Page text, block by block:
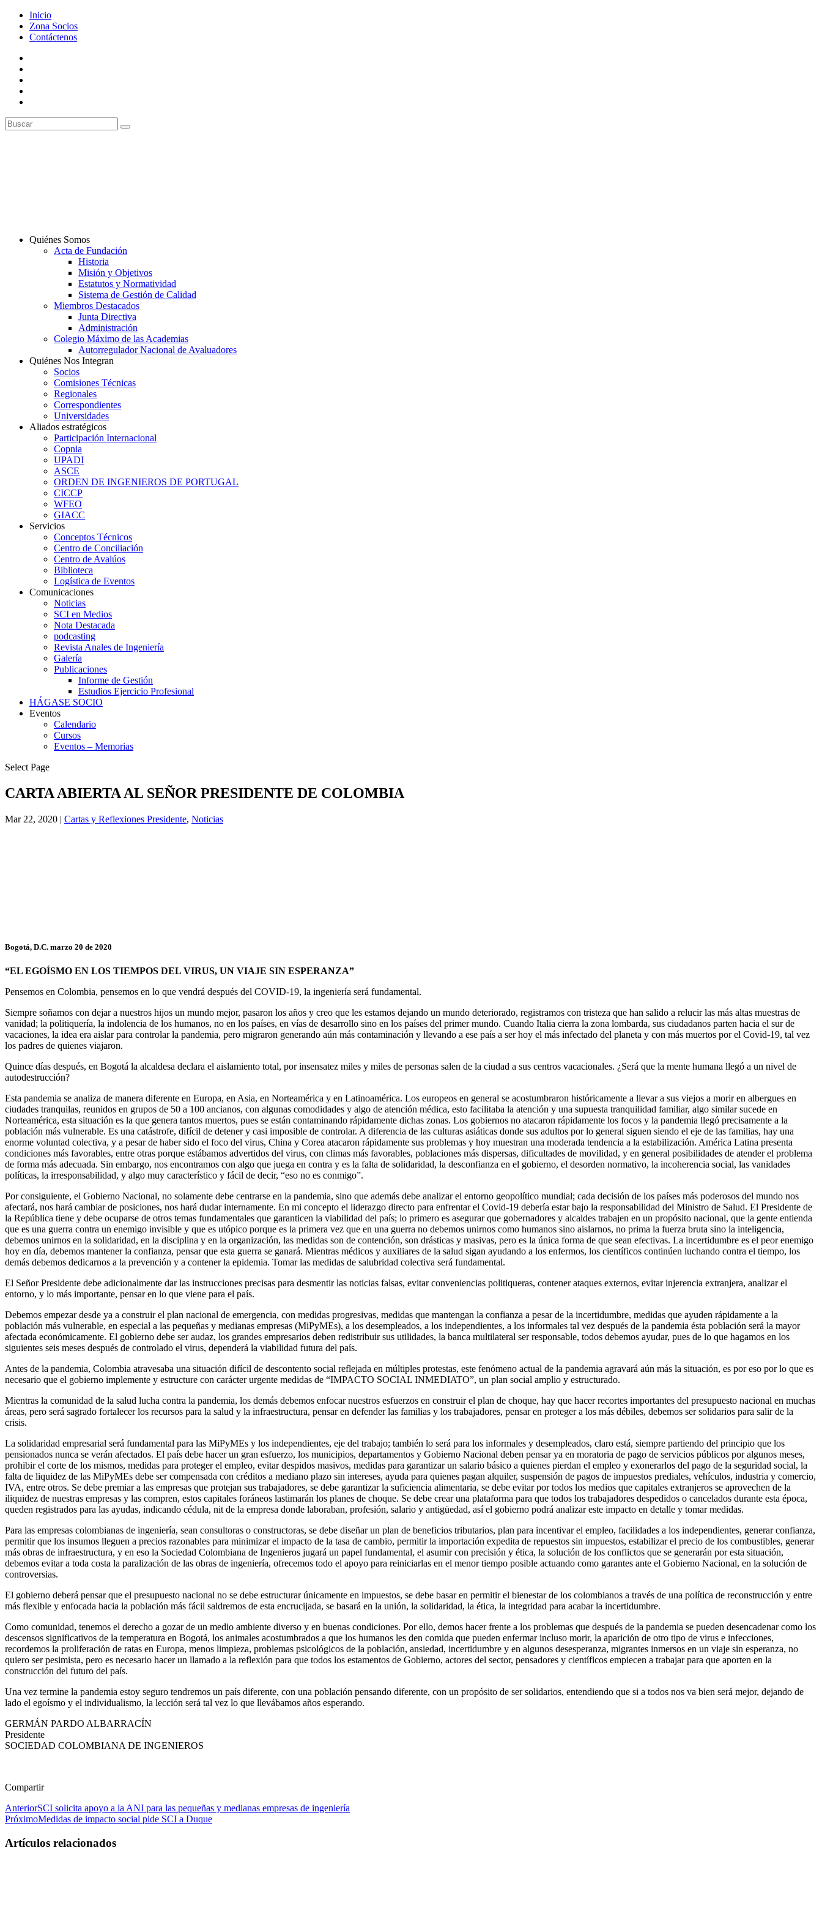
Inicio
Zona Socios
Contáctenos
Quiénes Somos
Acta de Fundación
Historia
Misión y Objetivos
Estatutos y Normatividad
Sistema de Gestión de Calidad
Miembros Destacados
Junta Directiva
Administración
Colegio Máximo de las Academias
Autorregulador Nacional de Avaluadores
Quiénes Nos Integran
Socios
Comisiones Técnicas
Regionales
Correspondientes
Universidades
Aliados estratégicos
Participación Internacional
Copnia
UPADI
ASCE
ORDEN DE INGENIEROS DE PORTUGAL
CICCP
WFEO
GIACC
Servicios
Conceptos Técnicos
Centro de Conciliación
Centro de Avalúos
Biblioteca
Logística de Eventos
Comunicaciones
Noticias
SCI en Medios
Nota Destacada
podcasting
Revista Anales de Ingeniería
Galería
Publicaciones
Informe de Gestión
Estudios Ejercicio Profesional
HÁGASE SOCIO
Eventos
Calendario
Cursos
Eventos – Memorias
Select Page
CARTA ABIERTA AL SEÑOR PRESIDENTE DE COLOMBIA
Mar 22, 2020 | Cartas y Reflexiones Presidente, Noticias
Bogotá, D.C. marzo 20 de 2020
“EL EGOÍSMO EN LOS TIEMPOS DEL VIRUS, UN VIAJE SIN ESPERANZA”
Pensemos en Colombia, pensemos en lo que vendrá después del COVID-19, la ingeniería será fundamental.
Siempre soñamos con dejar a nuestros hijos un mundo mejor, pasaron los años y creo que les estamos dejando un mundo deteriorado, registramos con tristeza que han salido a relucir las más altas muestras de
vanidad; la politiquería, la indolencia de los humanos, no en los países, en vías de desarrollo sino en los países del primer mundo. Cuando Italia cierra la zona lombarda, sus ciudadanos parten hacia el sur de
vacaciones, la idea era aislar para controlar la pandemia, pero migraron generando aún más contaminación y llevando a ese país a ser hoy el más infectado del planeta y con más muertos por el Covid-19, tal vez
los padres de quienes viajaron.
Quince días después, en Bogotá la alcaldesa declara el aislamiento total, por insensatez miles y miles de personas salen de la ciudad a sus centros vacacionales. ¿Será que la mente humana llegó a un nivel de
autodestrucción?
Esta pandemia se analiza de manera diferente en Europa, en Asia, en Norteamérica y en Latinoamérica. Los europeos en general se acostumbraron históricamente a llevar a sus viejos a morir en albergues en
ciudades tranquilas, reunidos en grupos de 50 a 100 ancianos, con algunas comodidades y algo de atención médica, esto facilitaba la atención y una supuesta tranquilidad familiar, algo similar sucede en
Norteamérica, esta situación es la que genera tantos muertos, pues se están contaminando rápidamente dichas zonas. Los gobiernos no atacaron rápidamente los focos y la pandemia llegó precisamente a la
población más vulnerable. Es una catástrofe, difícil de detener y casi imposible de controlar. A diferencia de las culturas asiáticas donde sus adultos por lo general siguen siendo el eje de las familias, hay una
enorme voluntad colectiva, y a pesar de haber sido el foco del virus, China y Corea atacaron rápidamente sus problemas y hoy muestran una moderada tendencia a la estabilización. América Latina presenta
condiciones más favorables, entre otras porque estábamos advertidos del virus, con climas más favorables, poblaciones más dispersas, dificultades de movilidad, y en general posibilidades de atender el problema
de forma más adecuada. Sin embargo, nos encontramos con algo que juega en contra y es la falta de solidaridad, la desconfianza en el gobierno, el desorden normativo, la incoherencia social, las vanidades
políticas, la irresponsabilidad, y algo muy característico y fácil de decir, “eso no es conmigo”.
Por consiguiente, el Gobierno Nacional, no solamente debe centrarse en la pandemia, sino que además debe analizar el entorno geopolítico mundial; cada decisión de los países más poderosos del mundo nos
afectará, nos hará cambiar de posiciones, nos hará dudar internamente. En mi concepto el liderazgo directo para enfrentar el Covid-19 debería estar bajo la responsabilidad del Ministro de Salud. El Presidente de
la República tiene y debe ocuparse de otros temas fundamentales que garanticen la viabilidad del país; lo primero es asegurar que gobernadores y alcaldes trabajen en un propósito nacional, que la gente entienda
que es una guerra contra un enemigo invisible y que es utópico porque es la primera vez que en una guerra no debemos unirnos como humanos sino aislarnos, no prima la fuerza bruta sino la inteligencia,
debemos unirnos en la solidaridad, en la disciplina y en la organización, las medidas son de contención, son drásticas y masivas, pero es la única forma de que sean efectivas. La incertidumbre es el peor enemigo
hoy en día, debemos mantener la confianza, pensar que esta guerra se ganará. Mientras médicos y auxiliares de la salud sigan ayudando a los enfermos, los científicos continúen luchando contra el tiempo, los
demás debemos dedicarnos a la prevención y a contener la epidemia. Tomar las medidas de salubridad colectiva será fundamental.
El Señor Presidente debe adicionalmente dar las instrucciones precisas para desmentir las noticias falsas, evitar conveniencias politiqueras, contener ataques externos, evitar injerencia extranjera, analizar el
entorno, y lo más importante, pensar en lo que viene para el país.
Debemos empezar desde ya a construir el plan nacional de emergencia, con medidas progresivas, medidas que mantengan la confianza a pesar de la incertidumbre, medidas que ayuden rápidamente a la
población más vulnerable, en especial a las pequeñas y medianas empresas (MiPyMEs), a los desempleados, a los independientes, a los informales tal vez después de la pandemia ésta población será la mayor
afectada económicamente. El gobierno debe ser audaz, los grandes empresarios deben redistribuir sus utilidades, la banca multilateral ser responsable, todos debemos ayudar, pues de lo que hagamos en los
siguientes seis meses después de controlado el virus, dependerá la viabilidad futura del país.
Antes de la pandemia, Colombia atravesaba una situación difícil de descontento social reflejada en múltiples protestas, este fenómeno actual de la pandemia agravará aún más la situación, es por eso por lo que es
necesario que el gobierno implemente y estructure con carácter urgente medidas de “IMPACTO SOCIAL INMEDIATO”, un plan social amplio y estructurado.
Mientras la comunidad de la salud lucha contra la pandemia, los demás debemos enfocar nuestros esfuerzos en construir el plan de choque, hay que hacer recortes importantes del presupuesto nacional en muchas
áreas, pero será sagrado fortalecer los recursos para la salud y la infraestructura, pensar en defender las familias y los trabajadores, pensar en proteger a los más débiles, debemos ser solidarios para salir de la
crisis.
La solidaridad empresarial será fundamental para las MiPyMEs y los independientes, eje del trabajo; también lo será para los informales y desempleados, claro está, siempre partiendo del principio que los
pensionados nunca se verán afectados. El país debe hacer un gran esfuerzo, los municipios, departamentos y Gobierno Nacional deben pensar ya en moratoria de pago de servicios públicos por algunos meses,
prohibir el corte de los mismos, medidas para proteger el empleo, evitar despidos masivos, medidas para garantizar un salario básico a quienes pierdan el empleo y exonerarlos del pago de la seguridad social, la
falta de liquidez de las MiPyMEs debe ser compensada con créditos a mediano plazo sin intereses, ayuda para quienes pagan alquiler, suspensión de pagos de impuestos prediales, vehículos, industria y comercio,
IVA, entre otros. Se debe premiar a las empresas que protejan sus trabajadores, se debe garantizar la suficiencia alimentaria, se debe evitar por todos los medios que capitales extranjeros se aprovechen de la
iliquidez de nuestras empresas y las compren, estos capitales foráneos lastimarán los planes de choque. Se debe crear una plataforma para que todos los trabajadores despedidos o cancelados durante esta época,
queden registrados para las ayudas, indicando cédula, nit de la empresa donde laboraban, profesión, salario y antigüedad, así el gobierno podrá analizar este impacto en detalle y tomar medidas.
Para las empresas colombianas de ingeniería, sean consultoras o constructoras, se debe diseñar un plan de beneficios tributarios, plan para incentivar el empleo, facilidades a los independientes, generar confianza,
permitir que los insumos lleguen a precios razonables para minimizar el impacto de la tasa de cambio, permitir la importación expedita de repuestos sin impuestos, estabilizar el precio de los combustibles, generar
más obras de infraestructura, y en eso la Sociedad Colombiana de Ingenieros jugará un papel fundamental, el asumir con precisión y ética, la solución de los conflictos que se generarán por esta situación,
debemos evitar a toda costa la paralización de las obras de ingeniería, ofrecemos todo el apoyo para reiniciarlas en el menor tiempo posible actuando como garantes ante el Gobierno Nacional, en la solución de
controversias.
El gobierno deberá pensar que el presupuesto nacional no se debe estructurar únicamente en impuestos, se debe basar en permitir el bienestar de los colombianos a través de una política de reconstrucción y entre
más flexible y enfocada hacia la población más fácil saldremos de esta encrucijada, se basará en la unión, la solidaridad, la ética, la integridad para acabar la incertidumbre.
Como comunidad, tenemos el derecho a gozar de un medio ambiente diverso y en buenas condiciones. Por ello, demos hacer frente a los problemas que después de la pandemia se pueden desencadenar como los
descensos significativos de la temperatura en Bogotá, los animales acostumbrados a que los humanos les den comida que pueden enfermar incluso morir, la aparición de otro tipo de virus e infecciones,
recordemos la proliferación de ratas en Europa, menos limpieza, problemas psicológicos de la población, ansiedad, incertidumbre y en algunos desesperanza, migrantes inmersos en un viaje sin esperanza, no
quiero ser pesimista, pero es necesario hacer un llamado a la reflexión para que todos los estamentos de Gobierno, actores del sector, pensadores y científicos empiecen a trabajar para que aporten en la
construcción del futuro del país.
Una vez termine la pandemia estoy seguro tendremos un país diferente, con una población pensando diferente, con un propósito de ser solidarios, entendiendo que si a todos nos va bien será mejor, dejando de
lado el egoísmo y el individualismo, la lección será tal vez lo que llevábamos años esperando.
GERMÁN PARDO ALBARRACÍN
Presidente
SOCIEDAD COLOMBIANA DE INGENIEROS
Compartir
AnteriorSCI solicita apoyo a la ANI para las pequeñas y medianas empresas de ingeniería
PróximoMedidas de impacto social pide SCI a Duque
Artículos relacionados